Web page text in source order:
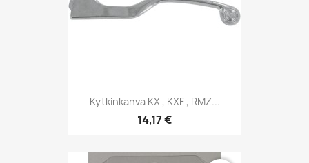
Kytkinkahva KX , KXF , RMZ...
14,17 €